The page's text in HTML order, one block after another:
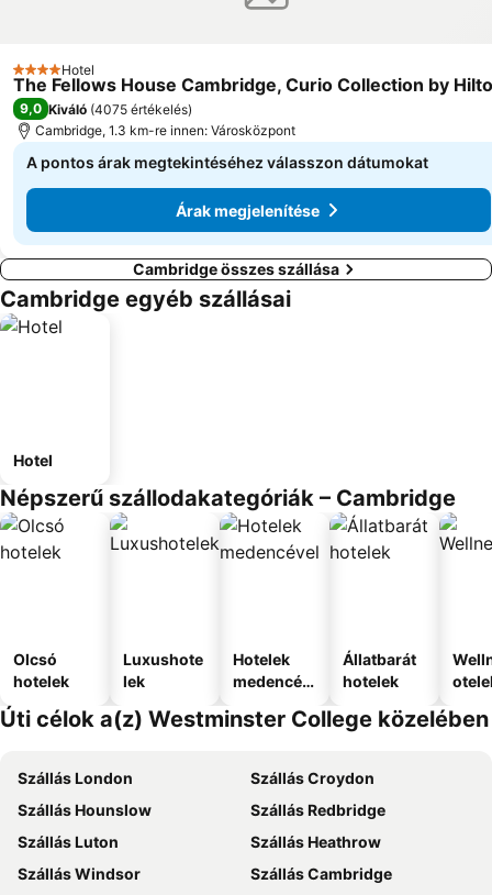
4 Kategória
Hotel
The Fellows House Cambridge, Curio Collection by
9,0 Kiváló (4075 értékelés)
Cambridge, 1.3 km-re innen: Városközpont
A pontos árak megtekintéséhez válasszon dátumokat
Árak megjelenítése
Cambridge összes szállása
Cambridge egyéb szállásai
Hotel
Népszerű szállodakategóriák – Cambridge
Olcsó
hotelek
Luxushote
lek
Hotelek
medencév
Állatbarát
hotelek
Úti célok a(z) Westminster College közelében
Szállás London
Szállás Croydon
Szállás Hounslow
Szállás Redbridge
Szállás Luton
Szállás Heathrow
Szállás Windsor
Szállás Cambridge